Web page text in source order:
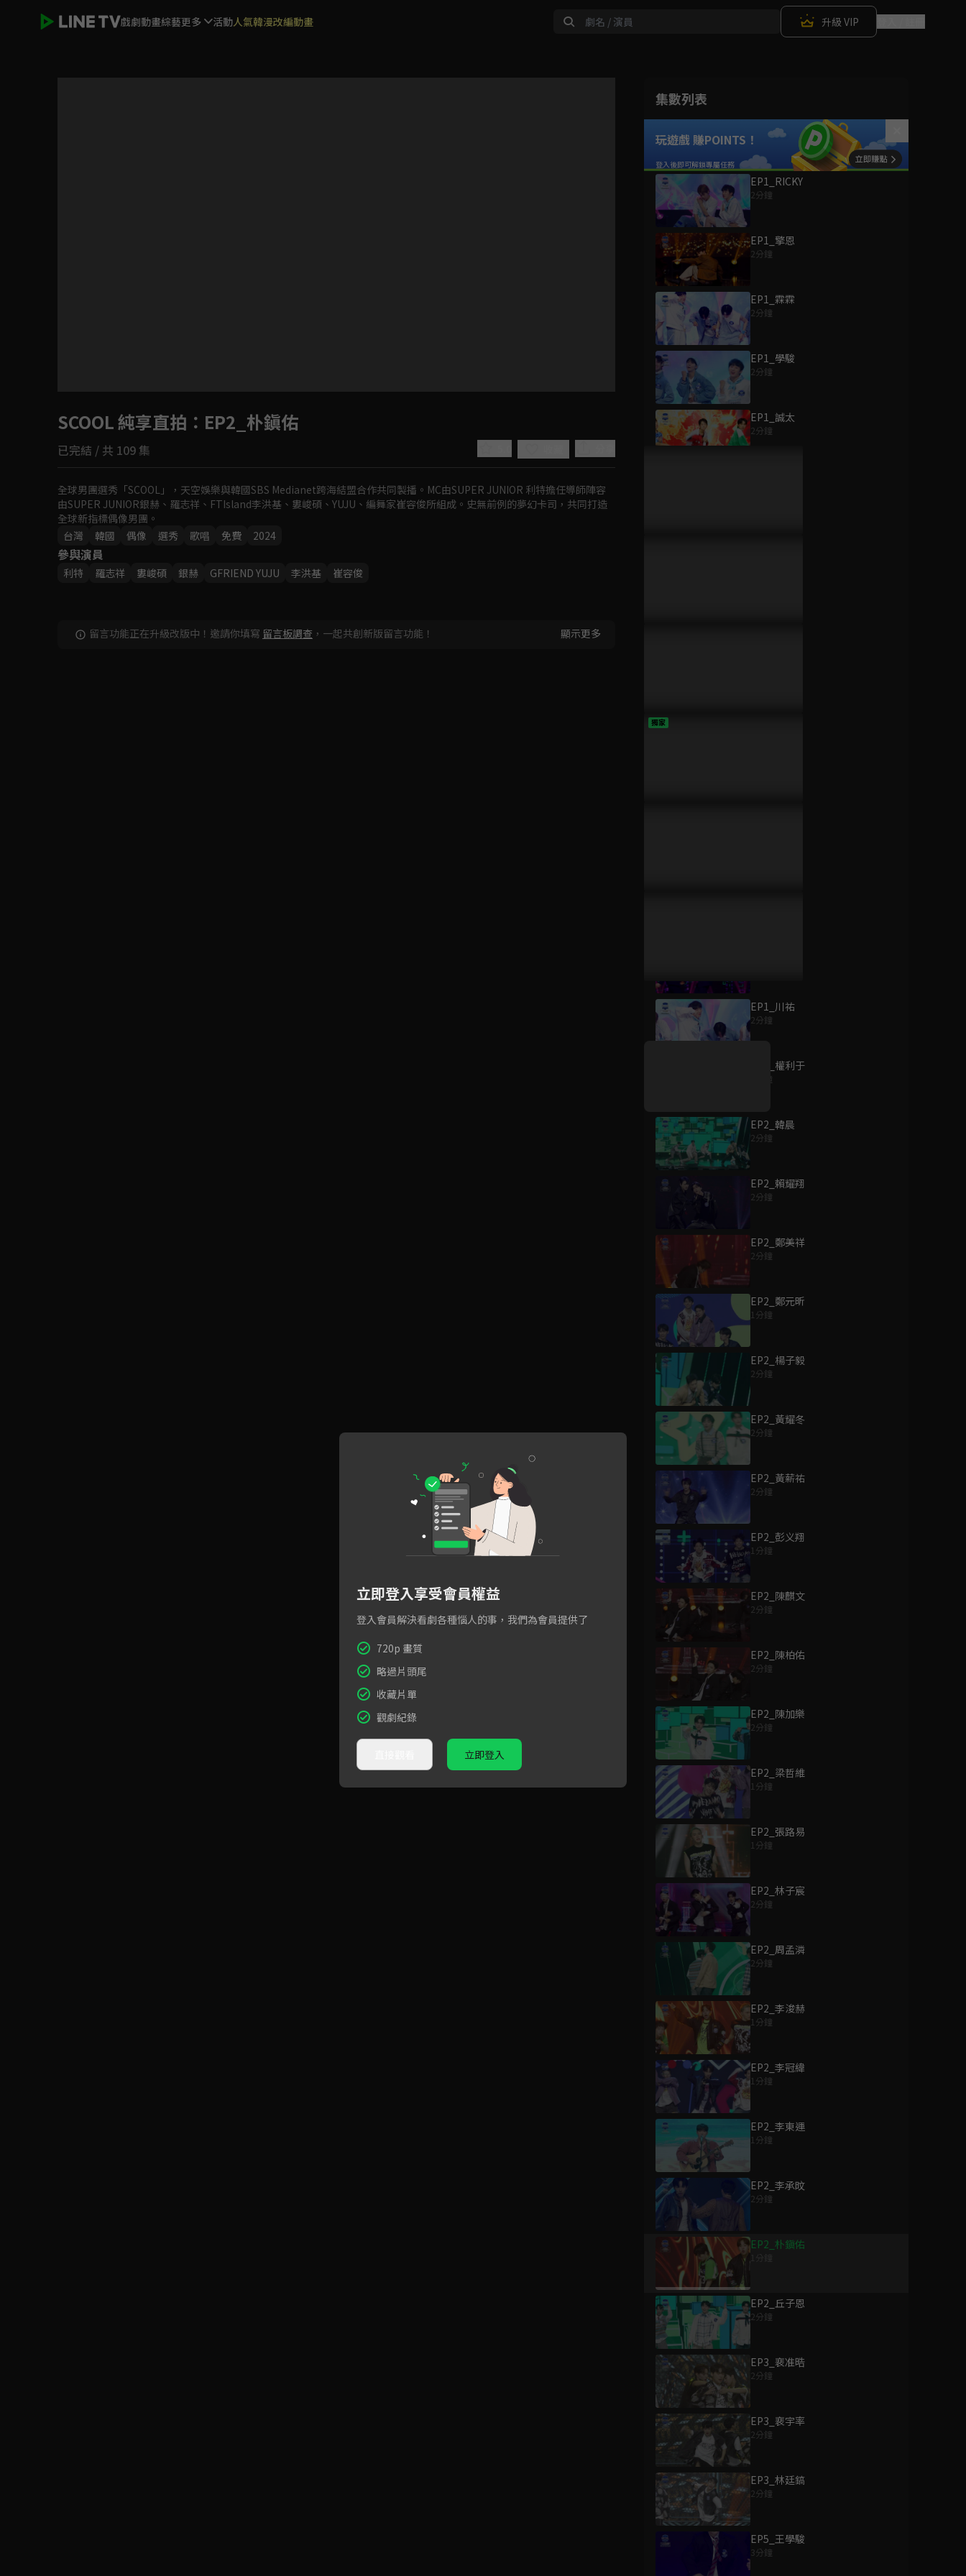
戲劇動畫綜藝更多 活動人氣韓漫改編動畫 升級 VIP
Play
如有不便請見諒
回首頁
集數列表
玩遊戲 賺POINTS！
EP1_RICKY
2分鐘
EP1_擎恩
2分鐘
EP1_霖霖
2分鐘
EP1_學駿
2分鐘
EP1_誠太
2分鐘
EP1_川祐
2分鐘
EP2_權利于
2分鐘
EP2_韓晨
2分鐘
EP2_賴耀翔
2分鐘
EP2_鄭美祥
2分鐘
EP2_鄭元昕
1分鐘
EP2_楊子毅
2分鐘
EP2_黃耀冬
2分鐘
EP2_黃薪祐
2分鐘
EP2_彭义翔
1分鐘
EP2_陳麒文
2分鐘
EP2_陳柏佑
2分鐘
EP2_陳加樂
2分鐘
EP2_梁哲維
1分鐘
EP2_張路易
1分鐘
EP2_林子宸
2分鐘
EP2_周孟潾
2分鐘
EP2_李浚赫
1分鐘
EP2_李冠緯
1分鐘
EP2_李東運
1分鐘
EP2_李承旼
2分鐘
EP2_朴鎭佑
EP2_丘子恩
2分鐘
EP3_裵准晧
2分鐘
EP3_裵宇率
2分鐘
EP3_林廷鎬
2分鐘
EP5_王學駿
3分鐘
SCOOL 純享直拍 ：EP2_朴鎭佑
已完結 / 共 109 集
全球男團選秀「SCOOL」，天空娛樂與韓國SBS Medianet跨海結盟合作共同製播。MC由SUPER JUNIOR 利特擔任導師陣容
由SUPER JUNIOR銀赫、羅志祥、FTIsland李洪基、婁峻碩、YUJU、編舞家崔容俊所組成。史無前例的夢幻卡司，共同打造
全球新指標偶像男團。
台灣
韓國 偶像 選秀 歌唱 免費 2024
參與演員
利特 羅志祥 婁峻碩 銀赫 GFRIEND YUJU 李洪基 崔容俊
留言功能正在升級改版中！邀請你填寫 留言板調查 ，一起共創新版留言功能！ 顯示更多
為您推薦
獨家
好康資訊
升級VIP最優惠！獨家好
立即登入享受會員權益
登入會員解決看劇各種惱人的事，我們為會員提供了
720p 畫質
略過片頭尾
收藏片單
觀劇紀錄
立即登入